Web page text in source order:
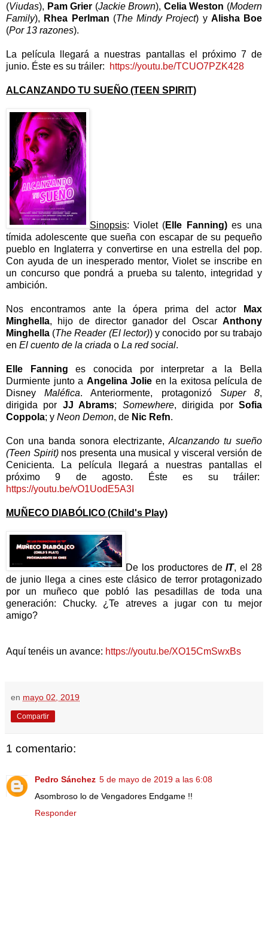
(Viudas), Pam Grier (Jackie Brown), Celia Weston (Modern
Family), Rhea Perlman (The Mindy Project) y Alisha Boe
(Por 13 razones).
La película llegará a nuestras pantallas el próximo 7 de
junio. Éste es su tráiler:
https://youtu.be/TCUO7PZK428
ALCANZANDO TU SUEÑO (TEEN SPIRIT)
Sinopsis: Violet (Elle Fanning)es una
tímida adolescente que sueña con escapar de su pequeño
pueblo en Inglaterra y convertirse en una estrella del pop.
Con ayuda de un inesperado mentor, Violet se inscribe en
un concurso que pondrá a prueba su talento, integridad y
ambición.
Nos encontramos ante la ópera prima del actor
Max
Minghella, hijo de director ganador del Oscar Anthony
Minghella (The Reader (El lector)) y conocido por su trabajo
en El cuento de la criada o La red social.
Elle Fanning es conocida por interpretar a la Bella
Durmiente junto a Angelina Jolie en la exitosa película de
DisneyMaléfica. Anteriormente, protagonizó Super 8,
dirigida por JJ Abrams; Somewhere, dirigida porSofia
Coppola; y Neon Demon, de Nic Refn.
Con una banda sonora electrizante, Alcanzando tu sueño
(Teen Spirit)nos presenta una musical y visceral versión de
Cenicienta. La película llegará a nuestras pantallas el
próximo 9 de agosto. Éste es su tráiler:
https://youtu.be/vO1UodE5A3I
MUÑECO DIABÓLICO (Child's Play)
De los productores deIT, el 28
de junio llega a cines este clásico de terror protagonizado
por un muñeco que pobló las pesadillas de toda una
generación: Chucky. ¿Te atreves a jugar con tu mejor
amigo?
Aquí tenéis un avance: https://youtu.be/XO15CmSwxBs
en mayo 02, 2019
Compartir
1 comentario:
Pedro Sánchez 5 de mayo de 2019 a las 6:08
Asombroso lo de Vengadores Endgame !!
Responder